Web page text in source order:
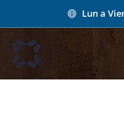
Lun a